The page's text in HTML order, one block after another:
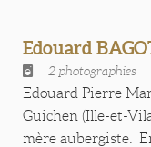
Edouard
2 photographies
Edouard Pierre
Guichen (Ille-et-
mère aubergiste.